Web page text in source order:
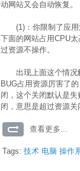
动网站又会自动恢复。
(1)：你限制了应用
下面的网站占用CPU
过资源不操作。
出现上面这个情况解
BUG占用资源厉害了
闭，这个关闭默认是
闭，意思是超过资源
查看更多...
Tags:技术 电脑 操作